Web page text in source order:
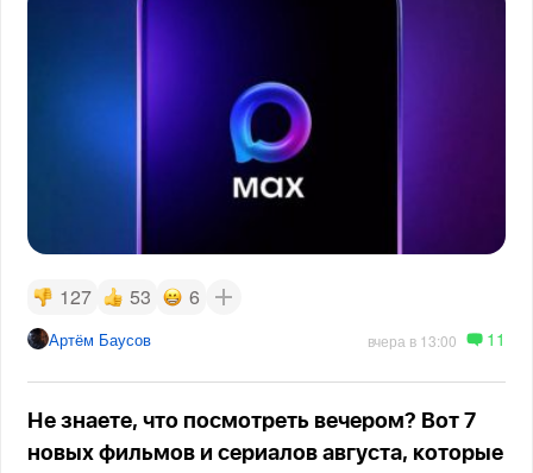
127 53 6
Артём Баусов вчера в 13:00 11
Не знаете, что посмотреть вечером? Вот 7
новых фильмов и сериалов августа, которые